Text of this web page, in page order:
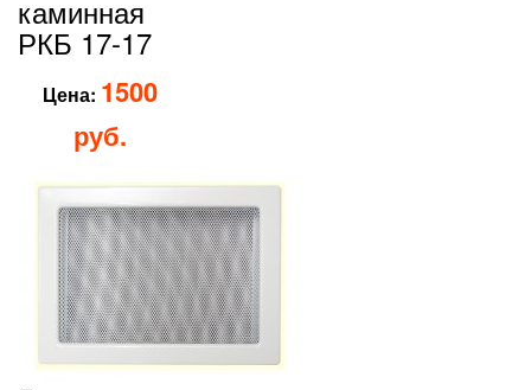
каминная
РКБ 17-17
Цена: 1500
руб.